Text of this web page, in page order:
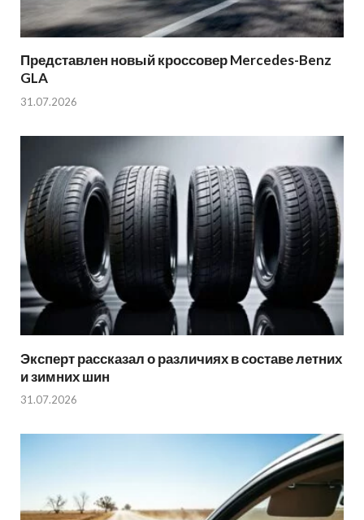
Представлен новый кроссовер Mercedes-Benz
GLA
31.07.2026
Эксперт рассказал о различиях в составе летних
и зимних шин
31.07.2026